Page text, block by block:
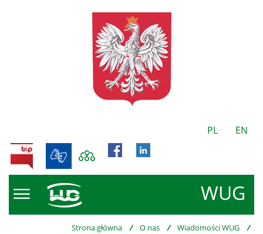
PL EN
WUG
BIP
Strona główna / O nas / Wiadomości WUG /